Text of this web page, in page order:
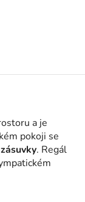
a je
pokoji se
. Regál